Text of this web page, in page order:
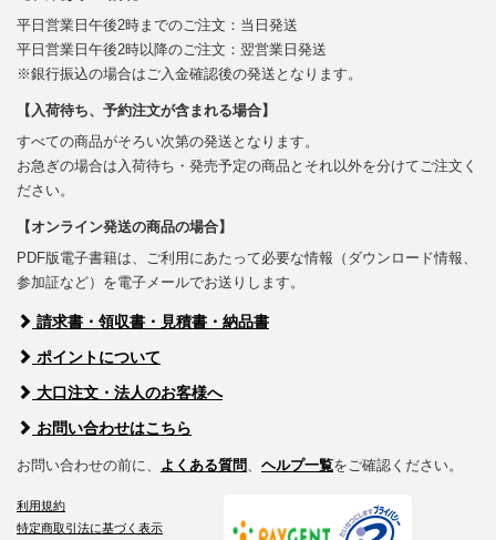
平日営業日午後2時までのご注文：当日発送
平日営業日午後2時以降のご注文：翌営業日発送
※銀行振込の場合はご入金確認後の発送となります。
【入荷待ち、予約注文が含まれる場合】
すべての商品がそろい次第の発送となります。
お急ぎの場合は入荷待ち・発売予定の商品とそれ以外を分けてご注文く
ださい。
【オンライン発送の商品の場合】
PDF版電子書籍は、ご利用にあたって必要な情報（ダウンロード情報、
参加証など）を電子メールでお送りします。
請求書・領収書・見積書・納品書
ポイントについて
大口注文・法人のお客様へ
お問い合わせはこちら
お問い合わせの前に、 よくある質問、 ヘルプ一覧をご確認ください。
利用規約
特定商取引法に基づく表示